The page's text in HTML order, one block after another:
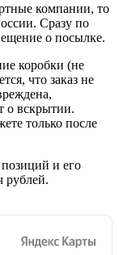
компании, то
Сразу по
о посылке.
коробки (не
что заказ не
о вскрытии.
только после
и его
рублей.